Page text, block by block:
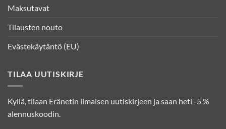
Maksutavat
Tilausten nouto
Evästekäytäntö (EU)
TILAA UUTISKIRJE
Kyllä, tilaan Eränetin ilmaisen uutiskirjeen ja saan heti -5 %
alennuskoodin.